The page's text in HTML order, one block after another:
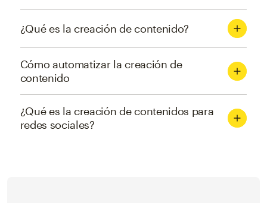
¿Qué es la creación de contenido?
Cómo automatizar la creación de
contenido
¿Qué es la creación de contenidos para
redes sociales?